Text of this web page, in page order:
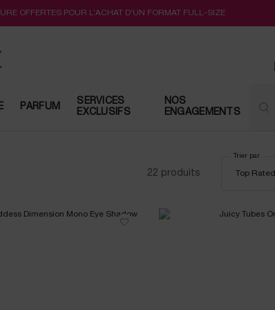
OFFERTES POUR L’ACHAT D’UN FORMAT FULL-SIZE
PARFUM
SERVICES
EXCLUSIFS
NOS
ENGAGEMENTS
22 produits
Top Rated
Trier par